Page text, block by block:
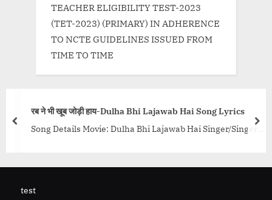
TEACHER ELIGIBILITY TEST-2023
(TET-2023) (PRIMARY) IN ADHERENCE
TO NCTE GUIDELINES ISSUED FROM
TIME TO TIME
हाय-Dulha Bhi Lajawab Hai Song Lyrics
Dulha Bhi Lajawab Hai Singer/Singers:
uncategorized/dulha-
अच्चुतम केशवं
Song Title
prev
test